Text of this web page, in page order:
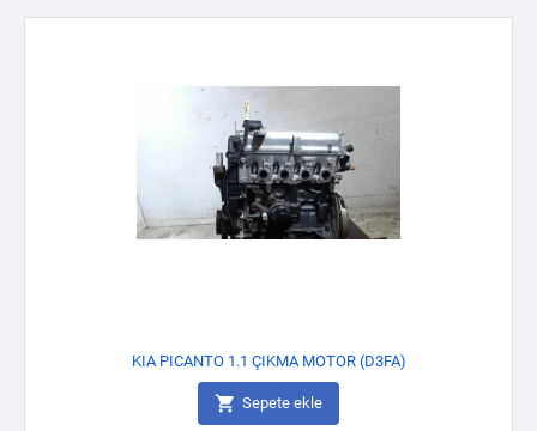
KIA PICANTO 1.1 ÇIKMA MOTOR (D3FA)
 Sepete ekle